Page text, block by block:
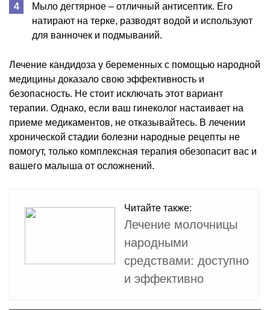
Мыло дегтярное – отличный антисептик. Его
натирают на терке, разводят водой и используют
для ванночек и подмываний.
Лечение кандидоза у беременных с помощью народной
медицины доказало свою эффективность и
безопасность. Не стоит исключать этот вариант
терапии. Однако, если ваш гинеколог настаивает на
приеме медикаментов, не отказывайтесь. В лечении
хронической стадии болезни народные рецепты не
помогут, только комплексная терапия обезопасит вас и
вашего малыша от осложнений.
Читайте также:
Лечение молочницы
народными
средствами: доступно
и эффективно